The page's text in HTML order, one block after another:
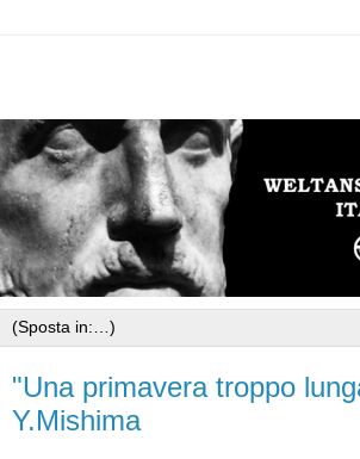
"Una primavera troppo
Y.Mishima